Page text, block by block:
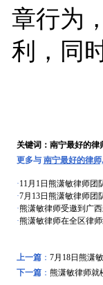
章行为
利，同
关键词：南宁最好的
更多与 南宁最好的律
·11月1日熊潇敏律师团
·7月13日熊潇敏律师团
·熊潇敏律师受邀到广
·熊潇敏律师在全区律
上一篇： 7月18日熊潇
下一篇： 熊潇敏律师就